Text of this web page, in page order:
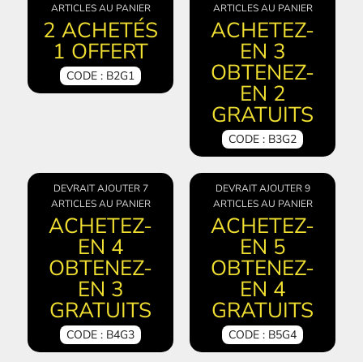
ARTICLES AU PANIER
2 ACHETÉS
1 OFFERT
CODE : B2G1
ARTICLES AU PANIER
ACHETEZ-
EN 3
OBTENEZ-
EN 2
GRATUITS
CODE : B3G2
DEVRAIT AJOUTER 7
ARTICLES AU PANIER
ACHETEZ-
EN 4
OBTENEZ-
EN 3
GRATUITS
CODE : B4G3
DEVRAIT AJOUTER 9
ARTICLES AU PANIER
ACHETEZ-
EN 5
OBTENEZ-
EN 4
GRATUITS
CODE : B5G4